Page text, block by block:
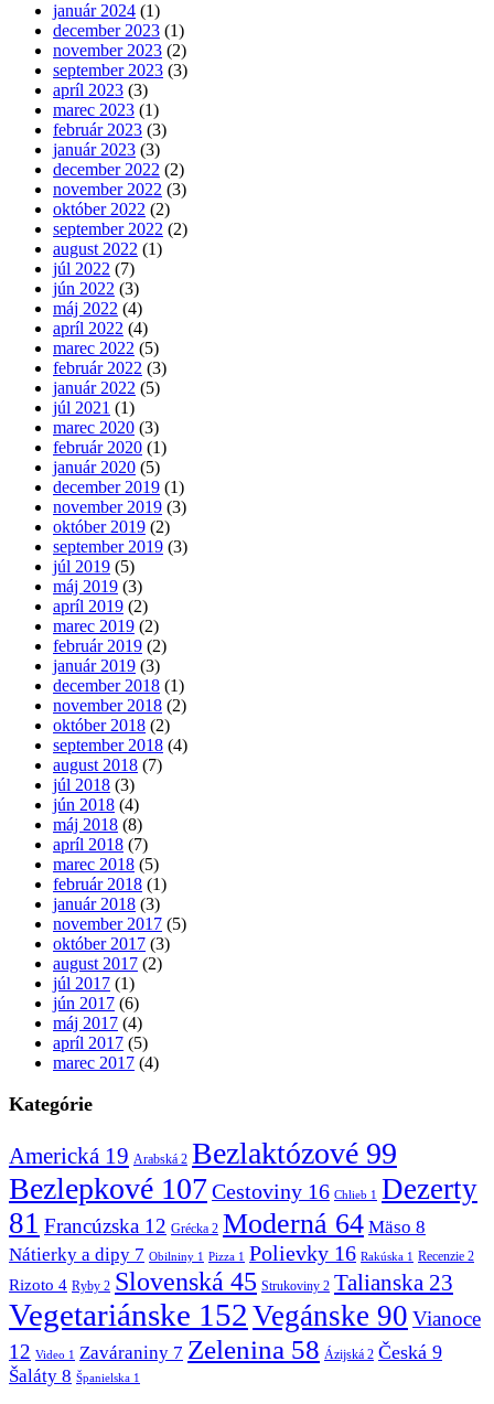
január 2024 (1)
december 2023 (1)
november 2023 (2)
september 2023 (3)
apríl 2023 (3)
marec 2023 (1)
február 2023 (3)
január 2023 (3)
december 2022 (2)
november 2022 (3)
október 2022 (2)
september 2022 (2)
august 2022 (1)
júl 2022 (7)
jún 2022 (3)
máj 2022 (4)
apríl 2022 (4)
marec 2022 (5)
február 2022 (3)
január 2022 (5)
júl 2021 (1)
marec 2020 (3)
február 2020 (1)
január 2020 (5)
december 2019 (1)
november 2019 (3)
október 2019 (2)
september 2019 (3)
júl 2019 (5)
máj 2019 (3)
apríl 2019 (2)
marec 2019 (2)
február 2019 (2)
január 2019 (3)
december 2018 (1)
november 2018 (2)
október 2018 (2)
september 2018 (4)
august 2018 (7)
júl 2018 (3)
jún 2018 (4)
máj 2018 (8)
apríl 2018 (7)
marec 2018 (5)
február 2018 (1)
január 2018 (3)
november 2017 (5)
október 2017 (3)
august 2017 (2)
júl 2017 (1)
jún 2017 (6)
máj 2017 (4)
apríl 2017 (5)
marec 2017 (4)
Kategórie
Americká 19 Arabská 2 Bezlaktózové 99
Bezlepkové 107Cestoviny 16 Chlieb 1
Dezerty
81 Francúzska 12 Grécka 2 Moderná 64 Mäso 8
Nátierky a dipy 7 Obilniny 1 Pizza 1 Polievky 16 Rakúska 1 Recenzie 2
Rizoto 4 Ryby 2 Slovenská 45 Strukoviny 2 Talianska 23
Vegetariánske 152 Vegánske 90 Vianoce
12 Video 1 Zaváraniny 7 Zelenina 58 Ázijská 2 Česká 9
Šaláty 8 Španielska 1